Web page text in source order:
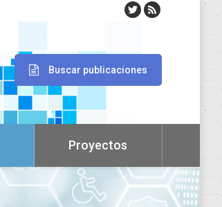
Buscar publicaciones
Proyectos